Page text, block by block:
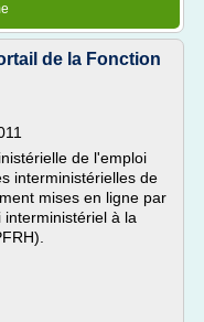
de la Fonction
de l'emploi
interministérielles de
mises en ligne par
à la